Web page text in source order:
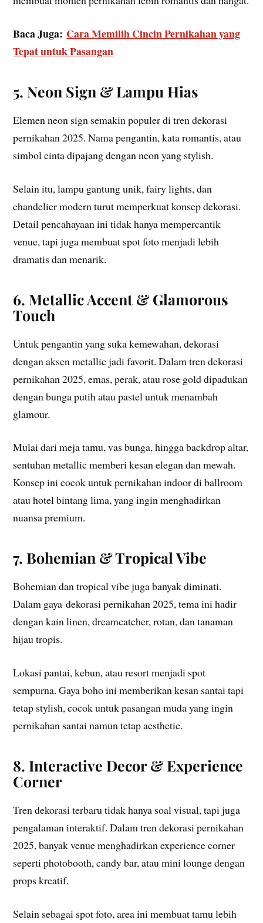
Baca Juga: Cara Memilih Cincin Pernikahan yang
Tepat untuk Pasangan
5. Neon Sign & Lampu Hias
Elemen neon sign semakin populer di tren dekorasi
pernikahan 2025. Nama pengantin, kata romantis, atau
simbol cinta dipajang dengan neon yang stylish.
Selain itu, lampu gantung unik, fairy lights, dan
chandelier modern turut memperkuat konsep dekorasi.
Detail pencahayaan ini tidak hanya mempercantik
venue, tapi juga membuat spot foto menjadi lebih
dramatis dan menarik.
6. Metallic Accent & Glamorous
Touch
Untuk pengantin yang suka kemewahan, dekorasi
dengan aksen metallic jadi favorit. Dalam tren dekorasi
pernikahan 2025, emas, perak, atau rose gold dipadukan
dengan bunga putih atau pastel untuk menambah
glamour.
Mulai dari meja tamu, vas bunga, hingga backdrop altar,
sentuhan metallic memberi kesan elegan dan mewah.
Konsep ini cocok untuk pernikahan indoor di ballroom
atau hotel bintang lima, yang ingin menghadirkan
nuansa premium.
7. Bohemian & Tropical Vibe
Bohemian dan tropical vibe juga banyak diminati.
Dalam gaya dekorasi pernikahan 2025, tema ini hadir
dengan kain linen, dreamcatcher, rotan, dan tanaman
hijau tropis.
Lokasi pantai, kebun, atau resort menjadi spot
sempurna. Gaya boho ini memberikan kesan santai tapi
tetap stylish, cocok untuk pasangan muda yang ingin
pernikahan santai namun tetap aesthetic.
8. Interactive Decor & Experience
Corner
Tren dekorasi terbaru tidak hanya soal visual, tapi juga
pengalaman interaktif. Dalam tren dekorasi pernikahan
2025, banyak venue menghadirkan experience corner
seperti photobooth, candy bar, atau mini lounge dengan
props kreatif.
Selain sebagai spot foto, area ini membuat tamu lebih